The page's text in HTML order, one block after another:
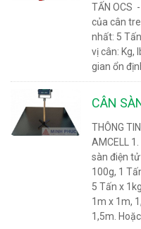
TẤN OCS
của cân
nhất: 5
vị cân: Kg,
gian ổn
CÂN
THÔNG
AMCELL
sàn điện
100g, 1
5 Tấn x
1m x 1m,
1,5m. Hoặc